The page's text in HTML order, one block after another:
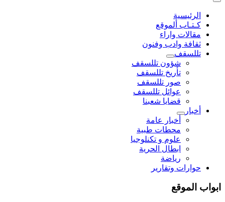
الرئيسية
كـتـاب ألموقع
مقالات واراء
ثقافة وادب وفنون
تللسقف
شؤون تللسقف
تأريخ تللسقف
صور تللسقف
عوائل تللسقف
قضايا شعبنا
أخبار
أخبار عامة
محطات طبية
علوم و تکنلوجیا
ابطال الحرية
رياضة
حوارات وتقارير
ابواب الموقع